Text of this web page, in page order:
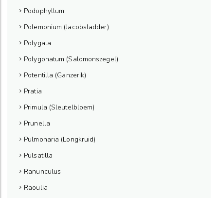
Podophyllum
Polemonium (Jacobsladder)
Polygala
Polygonatum (Salomonszegel)
Potentilla (Ganzerik)
Pratia
Primula (Sleutelbloem)
Prunella
Pulmonaria (Longkruid)
Pulsatilla
Ranunculus
Raoulia